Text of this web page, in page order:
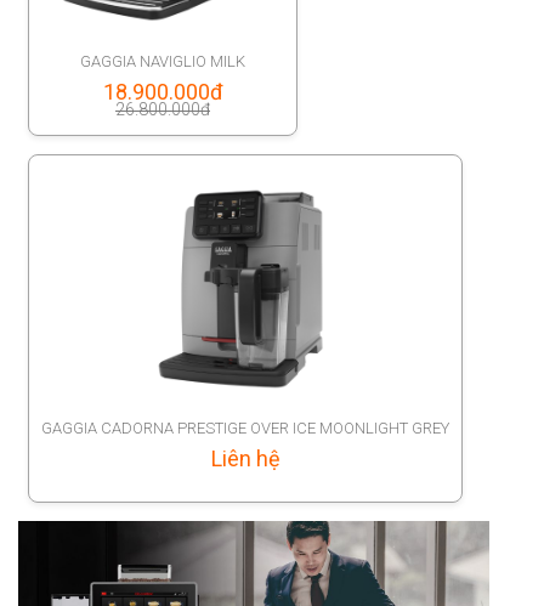
GAGGIA NAVIGLIO MILK
26.800.000đ
Original
was:
26.800.000đ.
18.900.000đ
Current
18.900.000đ.
GAGGIA CADORNA PRESTIGE OVER ICE MOONLIGHT GREY
Liên hệ